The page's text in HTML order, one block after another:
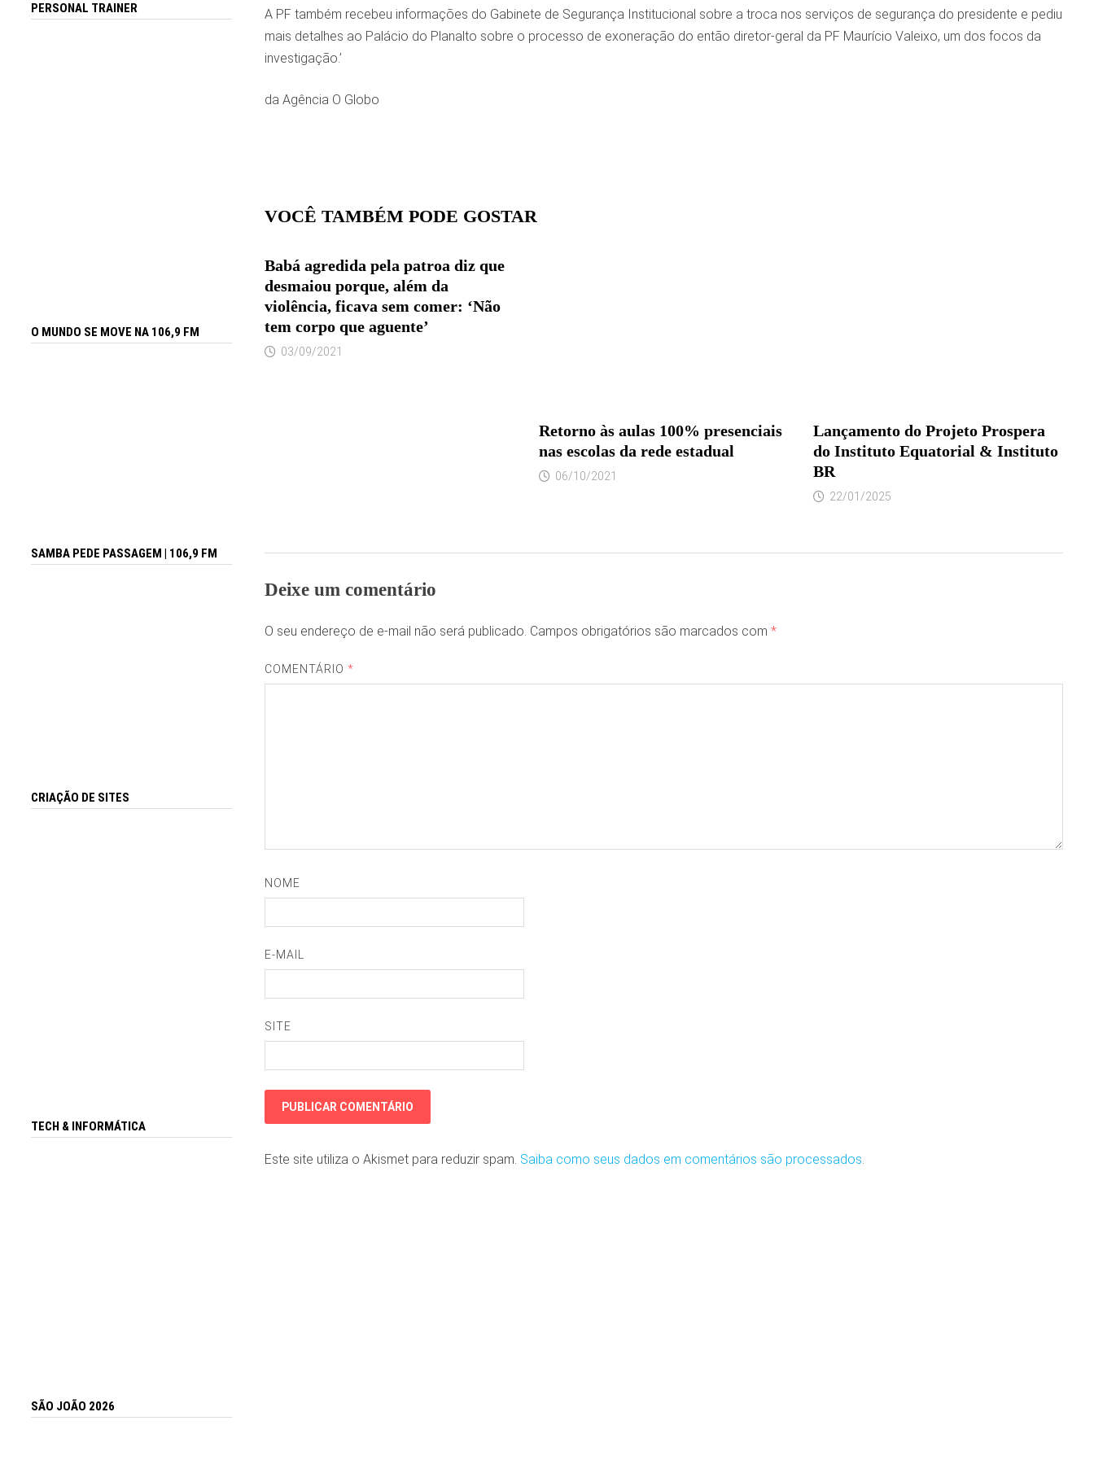
A PF também recebeu informações do Gabinete de Segurança Institucional sobre a troca nos serviços de segurança do presidente e pediu
mais detalhes ao Palácio do Planalto sobre o processo de exoneração do então diretor-geral da PF Maurício Valeixo, um dos focos da
investigação.’
da Agência O Globo
VOCÊ TAMBÉM PODE GOSTAR
Babá agredida pela patroa diz que
desmaiou porque, além da
violência, ficava sem comer: ‘Não
tem corpo que aguente’
03/09/2021
Retorno às aulas 100% presenciais
nas escolas da rede estadual
06/10/2021
Lançamento do Projeto Prospera
do Instituto Equatorial & Instituto
BR
22/01/2025
Deixe um comentário
O seu endereço de e-mail não será publicado. Campos obrigatórios são marcados com *
COMENTÁRIO*
NOME
E-MAIL
SITE
Este site utiliza o Akismet para reduzir spam. Saiba como seus dados em comentários são processados.
PERSONAL TRAINER
O MUNDO SE MOVE NA 106,9 FM
SAMBA PEDE PASSAGEM | 106,9 FM
CRIAÇÃO DE SITES
TECH & INFORMÁTICA
SÃO JOÃO 2026